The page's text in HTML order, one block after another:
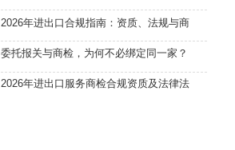
2026年进出口合规指南：资质、法规与商
委托报关与商检，为何不必绑定同一家？
2026年进出口服务商检合规资质及法律法